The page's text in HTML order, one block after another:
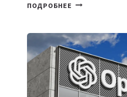
ПОДРОБНЕЕ
ПРИОРИТЕТНЫЕ
ЗАДАЧИ
ПО
РАЗВИТИЮ
ЭКОСИСТЕМЫ